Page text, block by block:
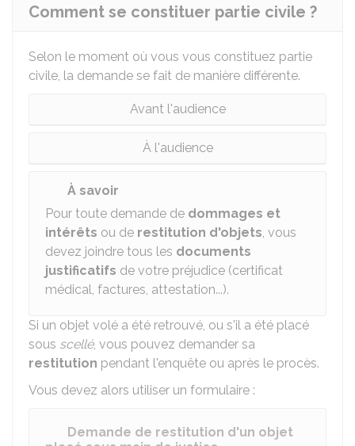
Comment se constituer partie civile ?
Selon le moment où vous vous constituez partie
civile, la demande se fait de manière différente.
Avant l'audience
À l'audience
À savoir
Pour toute demande de dommages et
intérêts ou de restitution d'objets, vous
devez joindre tous les documents
justificatifs de votre préjudice (certificat
médical, factures, attestation...).
Si un objet volé a été retrouvé, ou s'il a été placé
sous scellé, vous pouvez demander sa
restitution pendant l'enquête ou après le procès.
Vous devez alors utiliser un formulaire :
Demande de restitution d'un objet